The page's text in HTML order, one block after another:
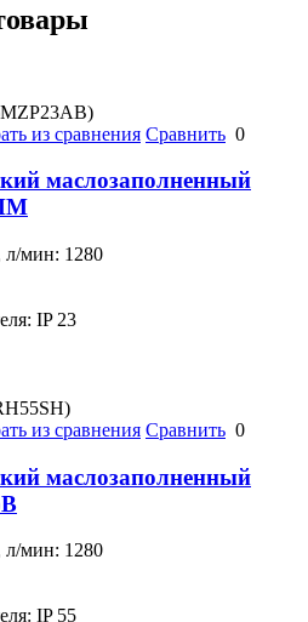
из сравнения Сравнить 0
маслозаполненный
л/мин: 1280
IP 23
из сравнения Сравнить 0
маслозаполненный
л/мин: 1280
IP 55